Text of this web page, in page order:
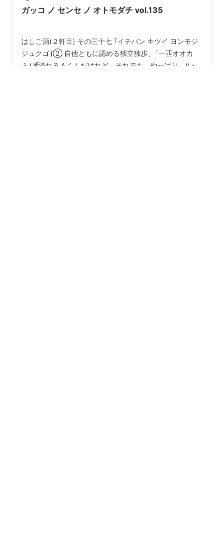
ら寒くなります。 どういうカタチであれ、人と関りを持
ガッコ ノ センセ ノ オトモダチ vol.135